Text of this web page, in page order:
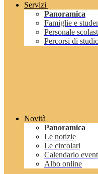
Servizi
Panoramica
Famiglie e
Personale
Percorsi di
Novità
Panoramica
Le notizie
Le circolari
Calendario
Albo online